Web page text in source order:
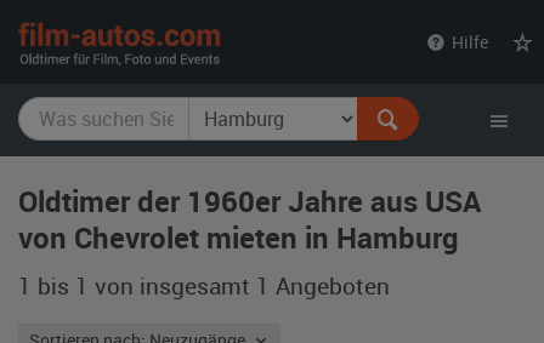
Hilfe
Oldtimer der 1960er Jahre aus USA
von Chevrolet mieten in Hamburg
1 bis 1 von insgesamt 1 Angeboten